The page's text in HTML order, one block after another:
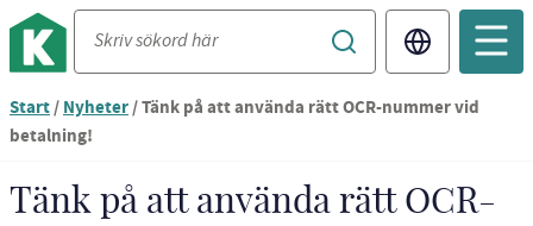
Translate
Du
är
vid
innehållet
Start/Nyheter/Tänk på att använda rätt OCR-nummer vid
betalning!
Tänk på att använda rätt OCR-